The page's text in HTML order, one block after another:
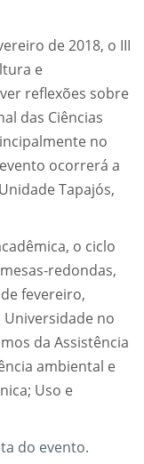
de 2018, o III
e
reflexões sobre
das Ciências
no
ocorrerá a
Tapajós,
o ciclo
redondas,
fevereiro,
no
da Assistência
ambiental e
Uso e
do evento.